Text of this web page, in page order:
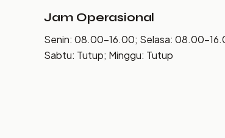
Jam Operasional
Senin: 08.00–16.00; Selasa:
Sabtu: Tutup; Minggu: Tutup